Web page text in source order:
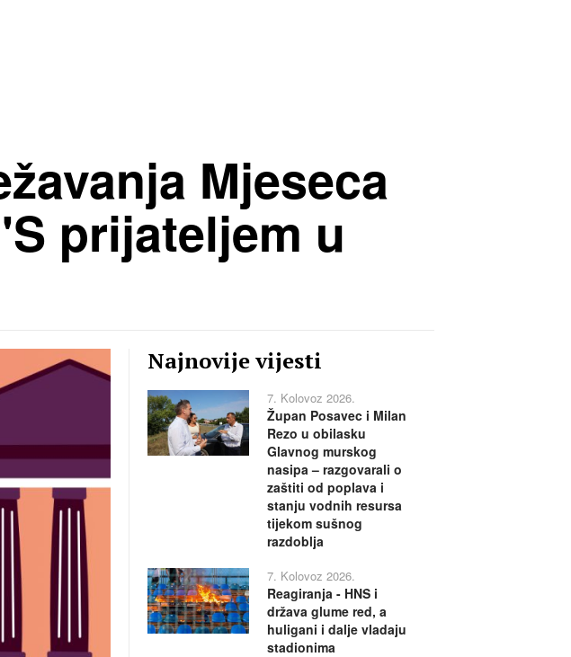
Mjeseca
prijateljem u
Najnovije vijesti
7. Kolovoz 2026.
Župan Posavec i Milan
Rezo u obilasku
Glavnog murskog
nasipa – razgovarali o
zaštiti od poplava i
stanju vodnih resursa
tijekom sušnog
razdoblja
7. Kolovoz 2026.
Reagiranja - HNS i
država glume red, a
huligani i dalje vladaju
stadionima